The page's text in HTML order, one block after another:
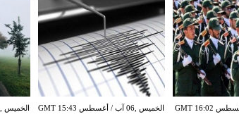
الخميس ,06 آب / أغسطس GMT 15:43
الأربعاء ,05 آب / أغسطس GMT 16:02